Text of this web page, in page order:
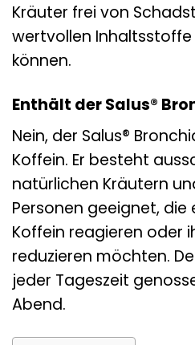
Kräuter frei von
wertvollen
können.
Enthält der Salus®
Nein, der Salus®
Koffein. Er besteht
natürlichen Kräutern
Personen geeignet,
Koffein reagieren oder
reduzieren möchten.
jeder Tageszeit
Abend.